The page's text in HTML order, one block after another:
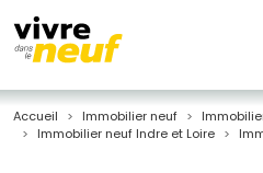
Accueil Immobilier neuf
Immobilier neuf Indre et Loire